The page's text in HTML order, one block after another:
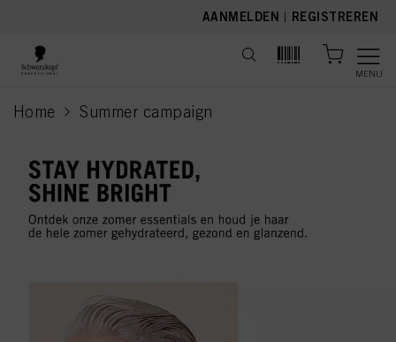
AANMELDEN | REGISTREREN
MENU
Home Summer campaign
current page